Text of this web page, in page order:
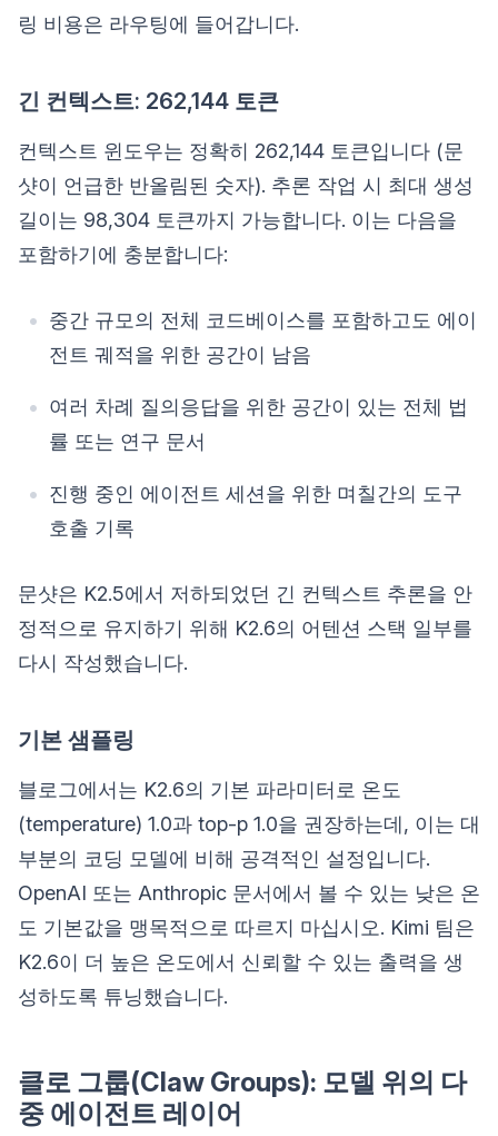
링 비용은 라우팅에 들어갑니다.
긴 컨텍스트: 262,144 토큰
컨텍스트 윈도우는 정확히 262,144 토큰입니다 (문
샷이 언급한 반올림된 숫자). 추론 작업 시 최대 생성
길이는 98,304 토큰까지 가능합니다. 이는 다음을
포함하기에 충분합니다:
중간 규모의 전체 코드베이스를 포함하고도 에이
전트 궤적을 위한 공간이 남음
여러 차례 질의응답을 위한 공간이 있는 전체 법
률 또는 연구 문서
진행 중인 에이전트 세션을 위한 며칠간의 도구
호출 기록
문샷은 K2.5에서 저하되었던 긴 컨텍스트 추론을 안
정적으로 유지하기 위해 K2.6의 어텐션 스택 일부를
다시 작성했습니다.
기본 샘플링
블로그에서는 K2.6의 기본 파라미터로 온도
(temperature) 1.0과 top-p 1.0을 권장하는데, 이는 대
부분의 코딩 모델에 비해 공격적인 설정입니다.
OpenAI 또는 Anthropic 문서에서 볼 수 있는 낮은 온
도 기본값을 맹목적으로 따르지 마십시오. Kimi 팀은
K2.6이 더 높은 온도에서 신뢰할 수 있는 출력을 생
성하도록 튜닝했습니다.
클로 그룹(Claw Groups): 모델 위의 다
중 에이전트 레이어